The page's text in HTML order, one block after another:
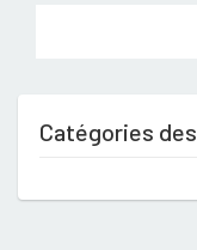
Catégories